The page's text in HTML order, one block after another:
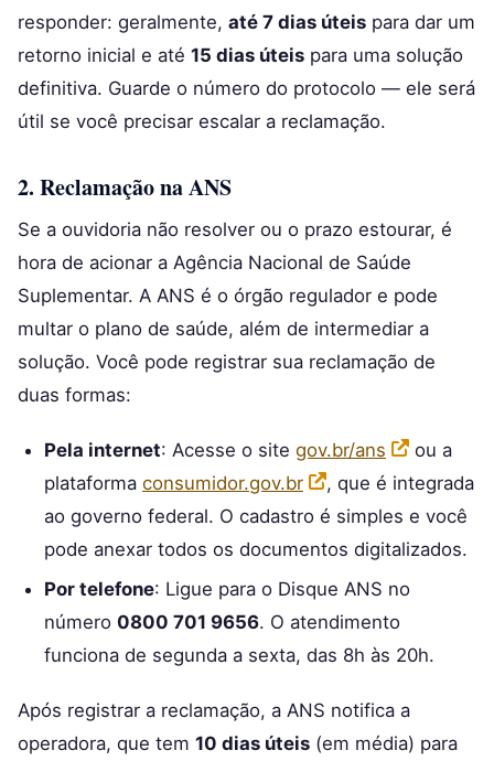
responder: geralmente, até 7 dias úteis para dar um
retorno inicial e até 15 dias úteis para uma solução
definitiva. Guarde o número do protocolo — ele será
útil se você precisar escalar a reclamação.
2. Reclamação na ANS
Se a ouvidoria não resolver ou o prazo estourar, é
hora de acionar a Agência Nacional de Saúde
Suplementar. A ANS é o órgão regulador e pode
multar o plano de saúde, além de intermediar a
solução. Você pode registrar sua reclamação de
duas formas:
Pela internet: Acesse o site gov.br/ans
ou a
plataforma consumidor.gov.br
, que é integrada
ao governo federal. O cadastro é simples e você
pode anexar todos os documentos digitalizados.
Por telefone: Ligue para o Disque ANS no
número 0800 701 9656. O atendimento
funciona de segunda a sexta, das 8h às 20h.
Após registrar a reclamação, a ANS notifica a
operadora, que tem 10 dias úteis (em média) para